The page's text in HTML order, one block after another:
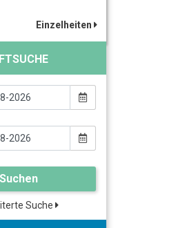
Einzelheiten
Suchen
Suche